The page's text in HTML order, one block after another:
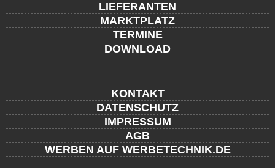
LIEFERANTEN
MARKTPLATZ
TERMINE
DOWNLOAD
KONTAKT
DATENSCHUTZ
IMPRESSUM
AGB
WERBEN AUF WERBETECHNIK.DE